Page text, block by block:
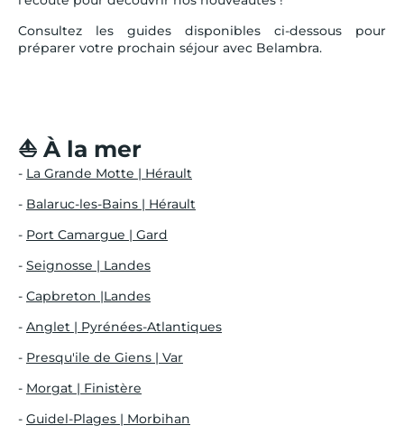
Consultez les guides disponibles ci-dessous pour
préparer votre prochain séjour avec Belambra.
⛵ À la mer
- La Grande Motte | Hérault
- Balaruc-les-Bains | Hérault
- Port Camargue | Gard
- Seignosse | Landes
- Capbreton |Landes
- Anglet | Pyrénées-Atlantiques
- Presqu'ile de Giens | Var
- Morgat | Finistère
- Guidel-Plages | Morbihan